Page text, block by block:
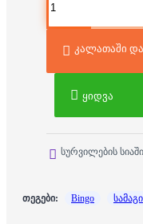
კალათაში
ყიდვა
სურვილების
თეგები: Bingo